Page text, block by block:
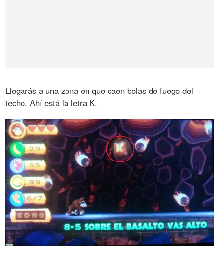
Llegarás a una zona en que caen bolas de fuego del
techo. Ahí está la letra K.